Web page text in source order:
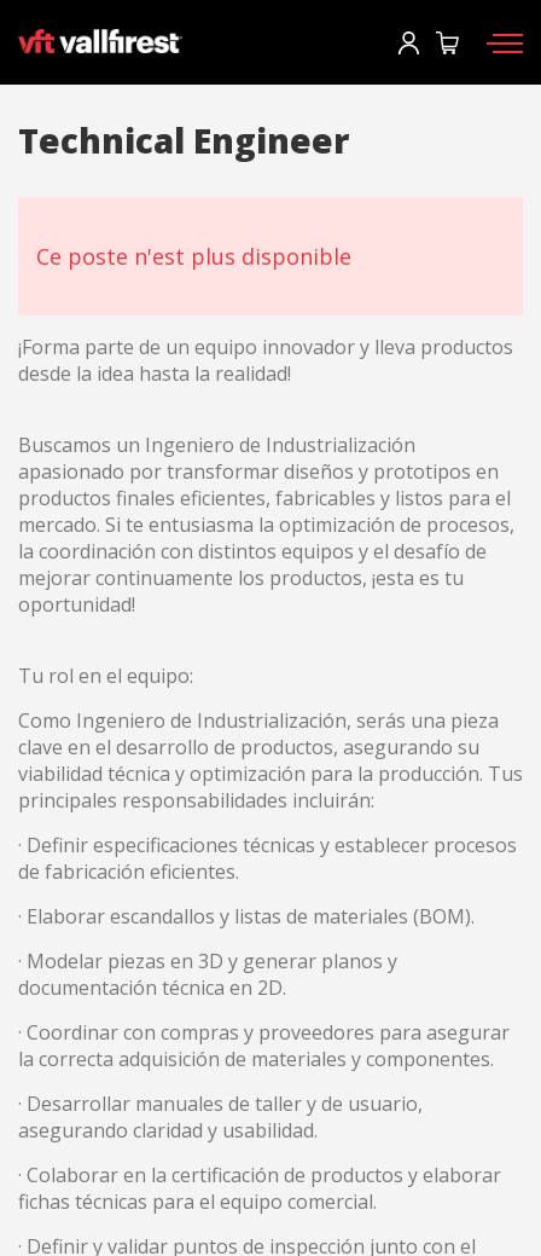
Commencer la session
User*
Commencer la session
o
Créer un compte
Sacs d'intervention
Motopompes et machines
CCF
Accessoires
Contactez nous
Technical Engineer
Ce poste n'est plus disponible
¡Forma parte de un equipo innovador y lleva productos
desde la idea hasta la realidad!
Buscamos un Ingeniero de Industrialización
apasionado por transformar diseños y prototipos en
productos finales eficientes, fabricables y listos para el
mercado. Si te entusiasma la optimización de procesos,
la coordinación con distintos equipos y el desafío de
mejorar continuamente los productos, ¡esta es tu
oportunidad!
Tu rol en el equipo:
Como Ingeniero de Industrialización, serás una pieza
clave en el desarrollo de productos, asegurando su
viabilidad técnica y optimización para la producción. Tus
principales responsabilidades incluirán:
· Definir especificaciones técnicas y establecer procesos
de fabricación eficientes.
· Elaborar escandallos y listas de materiales (BOM).
· Modelar piezas en 3D y generar planos y
documentación técnica en 2D.
· Coordinar con compras y proveedores para asegurar
la correcta adquisición de materiales y componentes.
· Desarrollar manuales de taller y de usuario,
asegurando claridad y usabilidad.
· Colaborar en la certificación de productos y elaborar
fichas técnicas para el equipo comercial.
· Definir y validar puntos de inspección junto con el
Demander le catalogue
J'ai lu et j'accepte le Avertissement légal et les
Politiques de confidentialite
Envoyer
Modifier les cookies
Technique et Fonctionnel
Ce site Web utilise ses propres cookies pour collecter des
informations afin d'améliorer nos services. Si vous
L'utilisateur a la possibilité de configurer son navigateur,